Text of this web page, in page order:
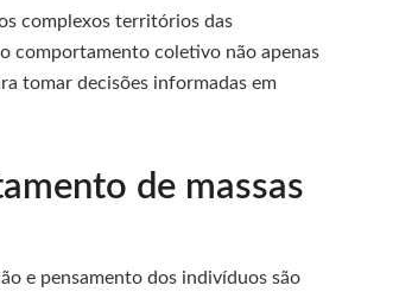
complexos territórios das
comportamento coletivo não apenas
tomar decisões informadas em
de massas
e pensamento dos indivíduos são